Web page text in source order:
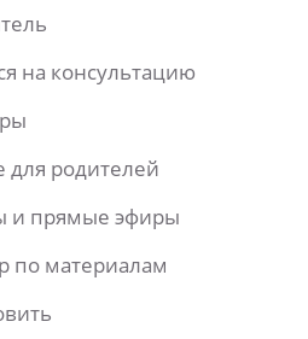
на консультацию
для родителей
и прямые эфиры
по материалам